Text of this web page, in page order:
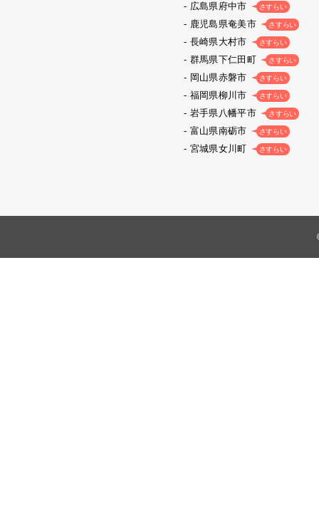
広島県府中市 さすらい
鹿児島県奄美市 さすらい
長崎県大村市 さすらい
群馬県下仁田町 さすらい
岡山県赤磐市 さすらい
福岡県柳川市 さすらい
岩手県八幡平市 さすらい
富山県南砺市 さすらい
宮城県女川町 さすらい